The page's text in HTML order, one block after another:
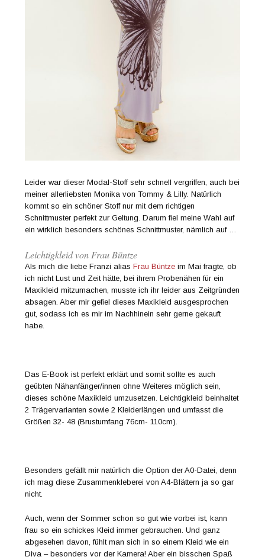
Leider war dieser Modal-Stoff sehr schnell vergriffen, auch bei
meiner allerliebsten Monika von Tommy & Lilly. Natürlich
kommt so ein schöner Stoff nur mit dem richtigen
Schnittmuster perfekt zur Geltung. Darum fiel meine Wahl auf
ein wirklich besonders schönes Schnittmuster, nämlich auf …
Leichtigkleid von Frau Büntze
Als mich die liebe Franzi aliasFrau Büntze im Mai fragte, ob
ich nicht Lust und Zeit hätte, bei ihrem Probenähen für ein
Maxikleid mitzumachen, musste ich ihr leider aus Zeitgründen
absagen. Aber mir gefiel dieses Maxikleid ausgesprochen
gut, sodass ich es mir im Nachhinein sehr gerne gekauft
habe.
Das E-Book ist perfekt erklärt und somit sollte es auch
geübten Nähanfänger/innen ohne Weiteres möglich sein,
dieses schöne Maxikleid umzusetzen. Leichtigkleid beinhaltet
2 Trägervarianten sowie 2 Kleiderlängen und umfasst die
Größen 32- 48 (Brustumfang 76cm- 110cm).
Besonders gefällt mir natürlich die Option der A0-Datei, denn
ich mag diese Zusammenkleberei von A4-Blättern ja so gar
nicht.
Auch, wenn der Sommer schon so gut wie vorbei ist, kann
frau so ein schickes Kleid immer gebrauchen. Und ganz
abgesehen davon, fühlt man sich in so einem Kleid wie ein
Diva – besonders vor der Kamera! Aber ein bisschen Spaß